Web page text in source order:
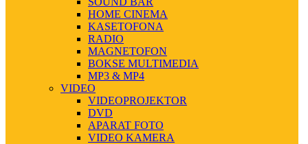
HOME CINEMA
KASETOFONA
RADIO
MAGNETOFON
BOKSE MULTIMEDIA
MP3 & MP4
VIDEO
VIDEOPROJEKTOR
DVD
APARAT FOTO
VIDEO KAMERA